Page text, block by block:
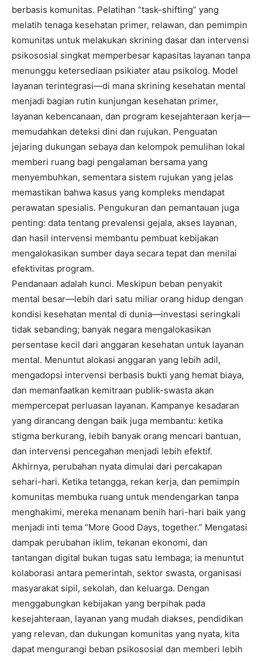
berbasis komunitas. Pelatihan “task-shifting” yang
melatih tenaga kesehatan primer, relawan, dan pemimpin
komunitas untuk melakukan skrining dasar dan intervensi
psikososial singkat memperbesar kapasitas layanan tanpa
menunggu ketersediaan psikiater atau psikolog. Model
layanan terintegrasi—di mana skrining kesehatan mental
menjadi bagian rutin kunjungan kesehatan primer,
layanan kebencanaan, dan program kesejahteraan kerja—
memudahkan deteksi dini dan rujukan. Penguatan
jejaring dukungan sebaya dan kelompok pemulihan lokal
memberi ruang bagi pengalaman bersama yang
menyembuhkan, sementara sistem rujukan yang jelas
memastikan bahwa kasus yang kompleks mendapat
perawatan spesialis. Pengukuran dan pemantauan juga
penting: data tentang prevalensi gejala, akses layanan,
dan hasil intervensi membantu pembuat kebijakan
mengalokasikan sumber daya secara tepat dan menilai
efektivitas program.
Pendanaan adalah kunci. Meskipun beban penyakit
mental besar—lebih dari satu miliar orang hidup dengan
kondisi kesehatan mental di dunia—investasi seringkali
tidak sebanding; banyak negara mengalokasikan
persentase kecil dari anggaran kesehatan untuk layanan
mental. Menuntut alokasi anggaran yang lebih adil,
mengadopsi intervensi berbasis bukti yang hemat biaya,
dan memanfaatkan kemitraan publik-swasta akan
mempercepat perluasan layanan. Kampanye kesadaran
yang dirancang dengan baik juga membantu: ketika
stigma berkurang, lebih banyak orang mencari bantuan,
dan intervensi pencegahan menjadi lebih efektif.
Akhirnya, perubahan nyata dimulai dari percakapan
sehari-hari. Ketika tetangga, rekan kerja, dan pemimpin
komunitas membuka ruang untuk mendengarkan tanpa
menghakimi, mereka menanam benih hari-hari baik yang
menjadi inti tema “More Good Days, together.” Mengatasi
dampak perubahan iklim, tekanan ekonomi, dan
tantangan digital bukan tugas satu lembaga; ia menuntut
kolaborasi antara pemerintah, sektor swasta, organisasi
masyarakat sipil, sekolah, dan keluarga. Dengan
menggabungkan kebijakan yang berpihak pada
kesejahteraan, layanan yang mudah diakses, pendidikan
yang relevan, dan dukungan komunitas yang nyata, kita
dapat mengurangi beban psikososial dan memberi lebih